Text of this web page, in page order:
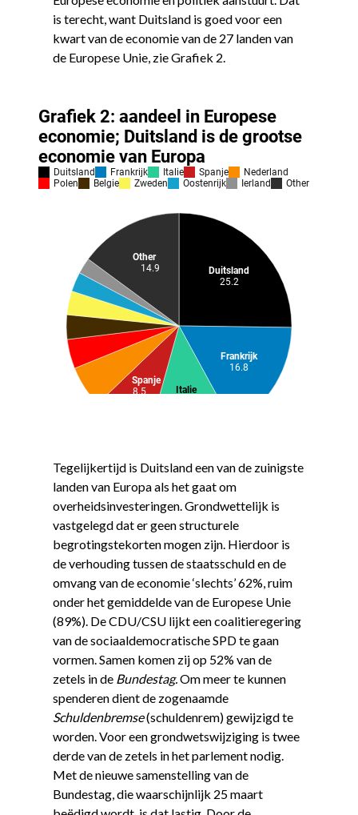
is terecht, want Duitsland is goed voor een
kwart van de economie van de 27 landen van
de Europese Unie, zie Grafiek 2.
Tegelijkertijd is Duitsland een van de zuinigste
landen van Europa als het gaat om
overheidsinvesteringen. Grondwettelijk is
vastgelegd dat er geen structurele
begrotingstekorten mogen zijn. Hierdoor is
de verhouding tussen de staatsschuld en de
omvang van de economie ‘slechts’ 62%, ruim
onder het gemiddelde van de Europese Unie
(89%). De CDU/CSU lijkt een coalitieregering
van de sociaaldemocratische SPD te gaan
vormen. Samen komen zij op 52% van de
zetels in de Bundestag.Om meer te kunnen
spenderen dient de zogenaamde
Schuldenbremse(schuldenrem) gewijzigd te
worden. Voor een grondwetswijziging is twee
derde van de zetels in het parlement nodig.
Met de nieuwe samenstelling van de
Bundestag, die waarschijnlijk 25 maart